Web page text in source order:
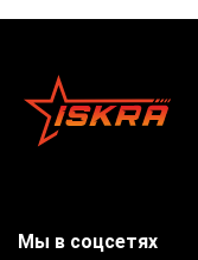
Мы в соцсетях